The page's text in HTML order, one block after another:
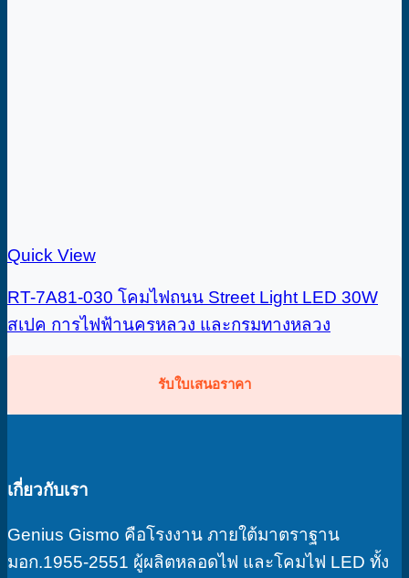
Quick View
RT-7A81-030 โคมไฟถนน Street Light LED 30W
สเปค การไฟฟ้านครหลวง และกรมทางหลวง
รับใบเสนอราคา
เกี่ยวกับเรา
Genius Gismo คือโรงงาน ภายใต้มาตราฐาน
มอก.1955-2551 ผู้ผลิตหลอดไฟ และโคมไฟ LED ทั้ง